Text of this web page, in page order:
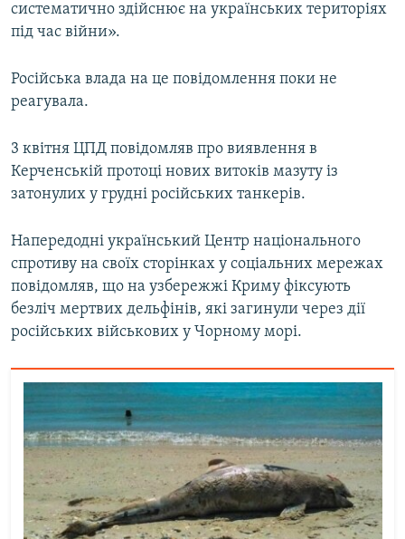
систематично здійснює на українських територіях
під час війни».
Російська влада на це повідомлення поки не
реагувала.
3 квітня ЦПД повідомляв про виявлення в
Керченській протоці нових витоків мазуту із
затонулих у грудні російських танкерів.
Напередодні український Центр національного
спротиву на своїх сторінках у соціальних мережах
повідомляв, що на узбережжі Криму фіксують
безліч мертвих дельфінів, які загинули через дії
російських військових у Чорному морі.